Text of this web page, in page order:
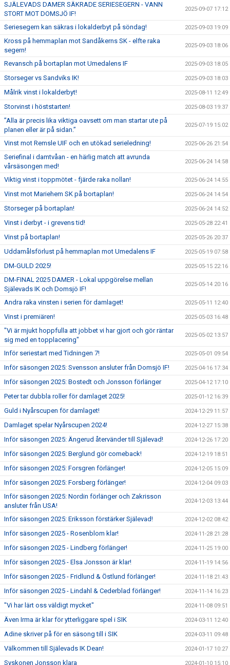
SJÄLEVADS DAMER SÄKRADE SERIESEGERN - VANN
STORT MOT DOMSJÖ IF!
2025-09-07 17:12
Seriesegern kan säkras i lokalderbyt på söndag! 2025-09-03 19:09
Kross på hemmaplan mot Sandåkerns SK - elfte raka
segern!
2025-09-03 18:06
Revansch på bortaplan mot Umedalens IF 2025-09-03 18:05
Storseger vs Sandviks IK! 2025-09-03 18:03
Målrik vinst i lokalderbyt! 2025-08-11 12:49
Storvinst i höststarten! 2025-08-03 19:37
”Alla är precis lika viktiga oavsett om man startar ute på
planen eller är på sidan.”
2025-07-19 15:02
Vinst mot Remsle UIF och en utökad serieledning! 2025-06-26 21:54
Seriefinal i damtvåan - en härlig match att avrunda
vårsäsongen med!
2025-06-24 14:58
Viktig vinst i toppmötet - fjärde raka nollan! 2025-06-24 14:55
Vinst mot Mariehem SK på bortaplan! 2025-06-24 14:54
Storseger på bortaplan! 2025-06-24 14:52
Vinst i derbyt - i grevens tid! 2025-05-28 22:41
Vinst på bortaplan! 2025-05-26 20:37
Uddamålsförlust på hemmaplan mot Umedalens IF 2025-05-19 07:58
DM-GULD 2025! 2025-05-15 22:16
DM-FINAL 2025 DAMER - Lokal uppgörelse mellan
Själevads IK och Domsjö IF!
2025-05-14 20:16
Andra raka vinsten i serien för damlaget! 2025-05-11 12:40
Vinst i premiären! 2025-05-03 16:48
"Vi är mjukt hoppfulla att jobbet vi har gjort och gör räntar
sig med en topplacering"
2025-05-02 13:57
Inför seriestart med Tidningen 7! 2025-05-01 09:54
Inför säsongen 2025: Svensson ansluter från Domsjö IF! 2025-04-16 17:34
Inför säsongen 2025: Bostedt och Jonsson förlänger 2025-04-12 17:10
Peter tar dubbla roller för damlaget 2025! 2025-01-12 16:39
Guld i Nyårscupen för damlaget! 2024-12-29 11:57
Damlaget spelar Nyårscupen 2024! 2024-12-27 15:38
Inför säsongen 2025: Ängerud återvänder till Själevad! 2024-12-26 17:20
Inför säsongen 2025: Berglund gör comeback! 2024-12-19 18:51
Inför säsongen 2025: Forsgren förlänger! 2024-12-05 15:09
Inför säsongen 2025: Forsberg förlänger! 2024-12-04 09:03
Inför säsongen 2025: Nordin förlänger och Zakrisson
ansluter från USA!
2024-12-03 13:44
Inför säsongen 2025: Eriksson förstärker Själevad! 2024-12-02 08:42
Inför säsongen 2025 - Rosenblom klar! 2024-11-28 21:28
Inför säsongen 2025 - Lindberg förlänger! 2024-11-25 19:00
Inför säsongen 2025 - Elsa Jonsson är klar! 2024-11-19 14:56
Inför säsongen 2025 - Fridlund & Östlund förlänger! 2024-11-18 21:43
Inför säsongen 2025 - Lindahl & Cederblad förlänger! 2024-11-14 16:23
"Vi har lärt oss väldigt mycket" 2024-11-08 09:51
Även Irma är klar för ytterliggare spel i SIK 2024-03-11 12:40
Adine skriver på för en säsong till i SIK 2024-03-11 09:48
Välkommen till Själevads IK Dean! 2024-01-17 10:27
Syskonen Jonsson klara 2024-01-10 15:10